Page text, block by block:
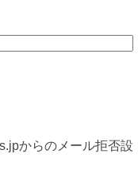
からのメール拒否設